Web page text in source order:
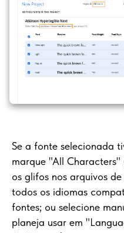
Se a fonte selecionada
marque "All
os glifos nos arquivos
todos os idiomas
fontes; ou selecione
planeja usar em